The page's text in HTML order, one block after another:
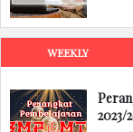
WEEKLY
2023/